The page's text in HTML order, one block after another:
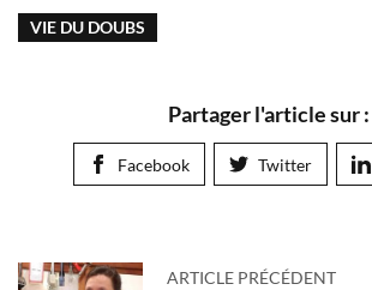
VIE DU DOUBS
Partager l'article sur :
Facebook Twitter
ARTICLE PRÉCÉDENT